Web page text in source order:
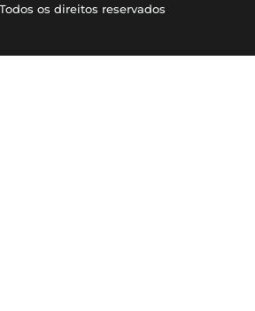
os direitos reservados